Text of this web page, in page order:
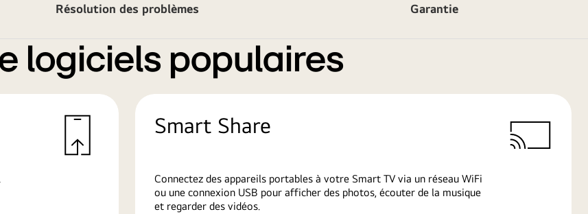
Résolution des problèmes Garantie
logiciels populaires
Smart Share
Connectez des appareils portables à votre Smart TV via un réseau WiFi
ou une connexion USB pour afficher des photos, écouter de la musique
et regarder des vidéos.